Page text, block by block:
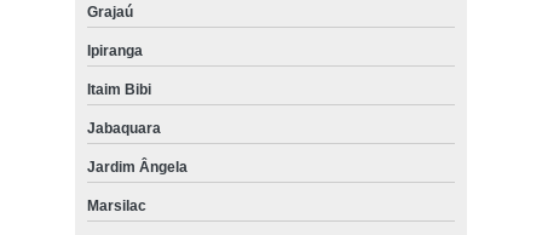
Grajaú
Ipiranga
Itaim Bibi
Jabaquara
Jardim Ângela
Marsilac